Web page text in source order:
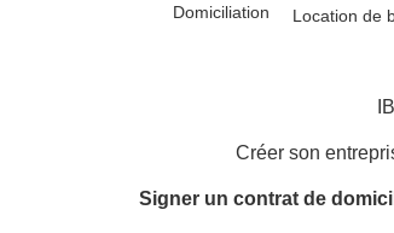
Domiciliation Location de
Créer son
Signer un contrat de